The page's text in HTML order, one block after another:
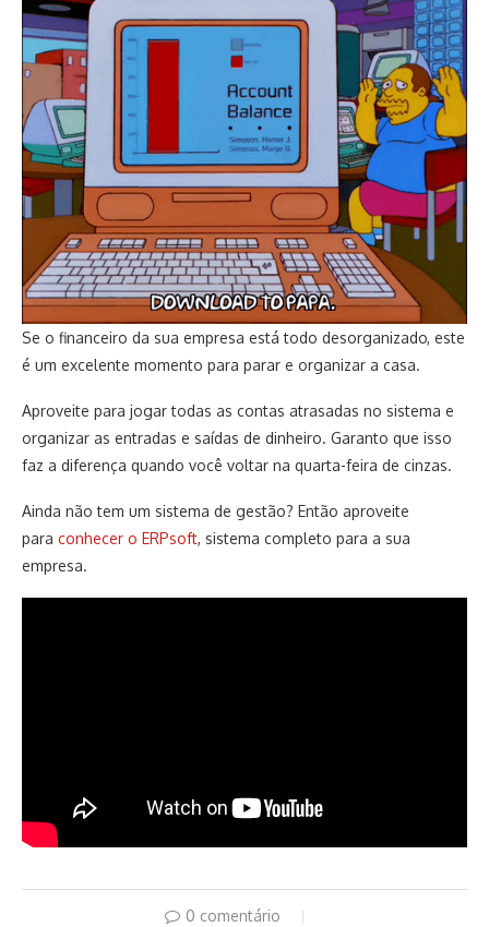
Se o financeiro da sua empresa está todo desorganizado, este
é um excelente momento para parar e organizar a casa.
Aproveite para jogar todas as contas atrasadas no sistema e
organizar as entradas e saídas de dinheiro. Garanto que isso
faz a diferença quando você voltar na quarta-feira de cinzas.
Ainda não tem um sistema de gestão? Então aproveite
para conhecer o ERPsoft, sistema completo para a sua
empresa.
0 comentário